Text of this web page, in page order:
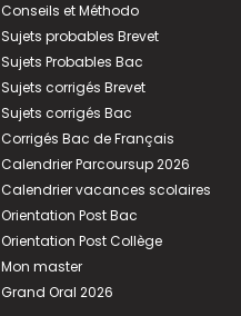
Conseils et Méthodo
Sujets probables Brevet
Sujets Probables Bac
Sujets corrigés Brevet
Sujets corrigés Bac
Corrigés Bac de Français
Calendrier Parcoursup 2026
Calendrier vacances scolaires
Orientation Post Bac
Orientation Post Collège
Mon master
Grand Oral 2026